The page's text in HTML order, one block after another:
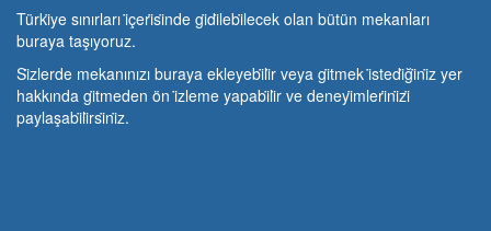
Türki̇ye sınırları i̇çeri̇si̇nde gi̇di̇lebi̇lecek olan bütün mekanları
buraya taşıyoruz.
Si̇zlerde mekanınızı buraya ekleyebi̇li̇r veya gi̇tmek i̇stedi̇ği̇ni̇z yer
hakkında gi̇tmeden ön i̇zleme yapabi̇li̇r ve deneyi̇mleri̇ni̇zi̇
paylaşabi̇li̇rsi̇ni̇z.